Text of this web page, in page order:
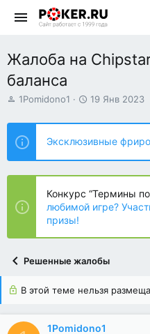
Жалоба на
баланса
А
т
о
р
т
е
ы
1Pomidono1
Д
т
н
а
ч
л
а
19 Янв 2023
Эксклюзивные
Конкурс “Термины
любимой игре?
призы!
Решенные жалобы
В этой теме нельзя
1Pomidono1